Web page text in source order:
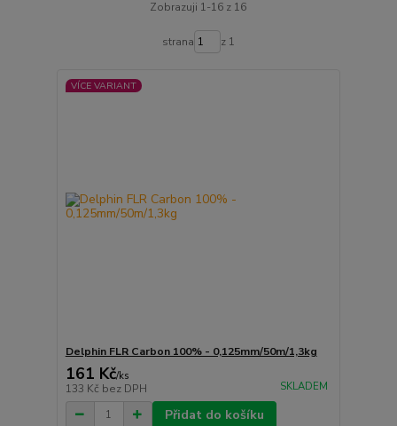
Zobrazuji 1-16 z 16
strana z 1
VÍCE VARIANT
Delphin FLR Carbon 100% - 0,125mm/50m/1,3kg
161 Kč/ks
133 Kč bez DPH SKLADEM
Přidat do košíku